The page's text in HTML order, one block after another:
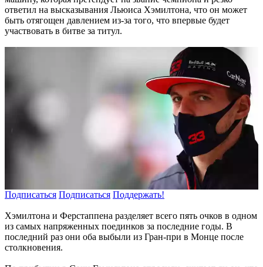
ответил на высказывания Льюиса Хэмилтона, что он может
быть отягощен давлением из-за того, что впервые будет
участвовать в битве за титул.
Подписаться Подписаться Поддержать!
Хэмилтона и Ферстаппена разделяет всего пять очков в одном
из самых напряженных поединков за последние годы. В
последний раз они оба выбыли из Гран-при в Монце после
столкновения.